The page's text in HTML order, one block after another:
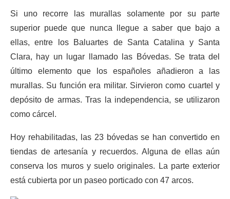
Si uno recorre las murallas solamente por su parte
superior puede que nunca llegue a saber que bajo a
ellas, entre los Baluartes de Santa Catalina y Santa
Clara, hay un lugar llamado las Bóvedas. Se trata del
último elemento que los españoles añadieron a las
murallas. Su función era militar. Sirvieron como cuartel y
depósito de armas. Tras la independencia, se utilizaron
como cárcel.
Hoy rehabilitadas, las 23 bóvedas se han convertido en
tiendas de artesanía y recuerdos. Alguna de ellas aún
conserva los muros y suelo originales. La parte exterior
está cubierta por un paseo porticado con 47 arcos.